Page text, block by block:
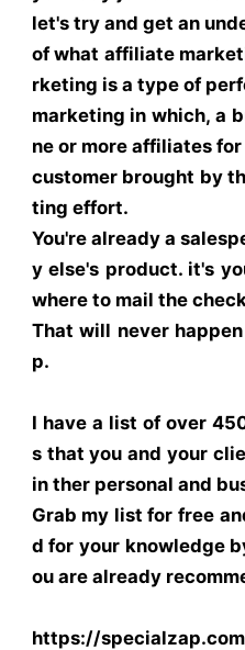
let's try and get an
of what affiliate
rketing is a type of
marketing in which, a
ne or more affiliates
customer brought by
ting effort.
You're already a
y else's product. it's
where to mail the
That will never
p.
I have a list of over
s that you and your
in ther personal and
Grab my list for free
d for your knowledge
ou are already
https://